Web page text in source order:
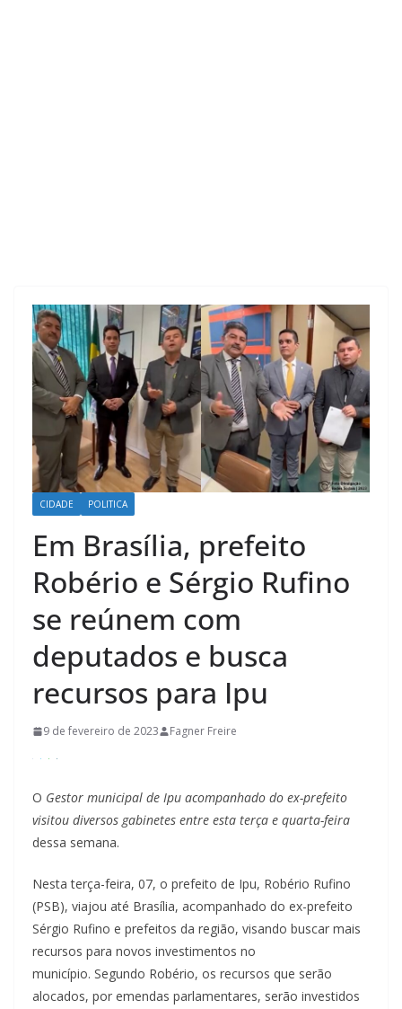
CIDADE POLITICA
Em Brasília, prefeito
Robério e Sérgio Rufino
se reúnem com
deputados e busca
recursos para Ipu
9 de fevereiro de 2023 Fagner Freire
O Gestor municipal de Ipu acompanhado do ex-prefeito
visitou diversos gabinetes entre esta terça e quarta-feira
dessa semana.
Nesta terça-feira, 07, o prefeito de Ipu, Robério Rufino
(PSB), viajou até Brasília, acompanhado do ex-prefeito
Sérgio Rufino e prefeitos da região, visando buscar mais
recursos para novos investimentos no
município. Segundo Robério, os recursos que serão
alocados, por emendas parlamentares, serão investidos